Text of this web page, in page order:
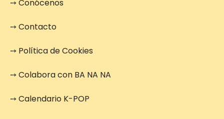
➙Conócenos
➙Contacto
➙ Política de Cookies
➙Colabora con BA NA NA
➙Calendario K-POP